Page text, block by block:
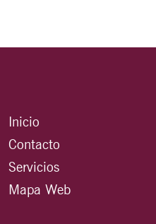
Inicio
Contacto
Servicios
Mapa Web